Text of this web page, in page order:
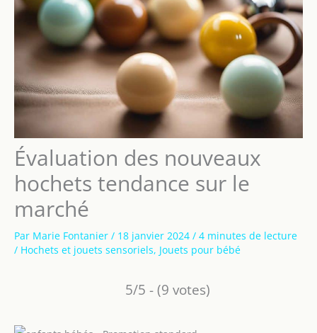
Évaluation des nouveaux
hochets tendance sur le
marché
Par Marie Fontanier / 18 janvier 2024 / 4 minutes de lecture
/ Hochets et jouets sensoriels, Jouets pour bébé
5/5 - (9 votes)